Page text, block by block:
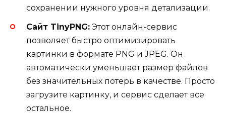
сохранении нужного уровня детализации.
Сайт TinyPNG: Этот онлайн-сервис
позволяет быстро оптимизировать
картинки в формате PNG и JPEG. Он
автоматически уменьшает размер файлов
без значительных потерь в качестве. Просто
загрузите картинку, и сервис сделает все
остальное.